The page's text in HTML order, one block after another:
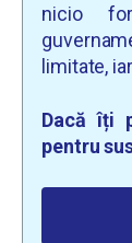
nicio
limitate,
Dacă îți
pentru